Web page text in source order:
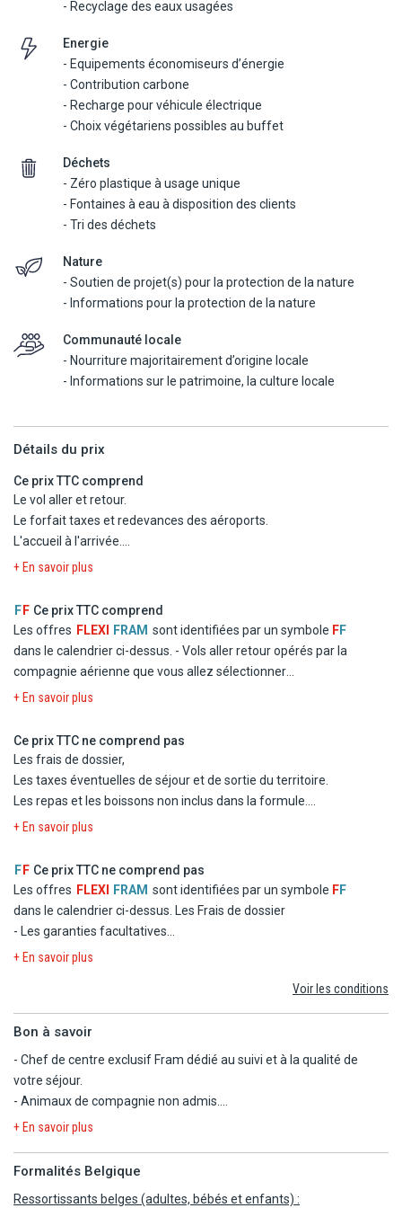
expérience pleine de sensations ! Direction le campement situé
arabe authentique en traversant les hautes dunes. Détente sous
les étoiles en profitant du silence du désert et des dunes
illuminées par le soleil couchant. Puis, dîner barbecue de style
arabe, spectacle de danse du ventre et possibilité de fumer une
chicha en contemplant le ciel.
Demi-journée - 5/6h (avec repas-buffet/grill, boissons non
alcoolisées incluses). Réalisable tous les jours.
A partir de 4 ans. Déconseillé aux personnes de +65 ans et non
Transferts inclus.
Chauffeur anglophone.
- Recyclage des eaux usagées
Energie
- Equipements économiseurs d’énergie
- Contribution carbone
- Recharge pour véhicule électrique
- Choix végétariens possibles au buffet
Déchets
- Zéro plastique à usage unique
- Fontaines à eau à disposition des clients
- Tri des déchets
Nature
- Soutien de projet(s) pour la protection de la nature
- Informations pour la protection de la nature
Communauté locale
- Nourriture majoritairement d’origine locale
- Informations sur le patrimoine, la culture locale
Détails du prix
Ce prix TTC comprend
Le vol aller et retour.
Le forfait taxes et redevances des aéroports.
L'accueil à l'arrivée.
Le transfert aller et retour de l'aéroport à l'hôtel.
Le séjour selon le type d'hébergement choisi en tout compris.
Les services, loisirs et activités mentionnés sans supplément.
La présence FRAM pendant le séjour.
+ En savoir plus
F F Ce prix TTC comprend
Les offres FLEXI FRAM sont identifiées par un symbole FF
dans le calendrier ci-dessus. - Vols aller retour opérés par la
compagnie aérienne que vous allez sélectionner
- Logement à l'hôtel Framissima Premium JA Beach Hotel avec
- La formule Tout inclus
- Les taxes d'aéroport et de solidarité
- Le transfert
+ En savoir plus
Ce prix TTC ne comprend pas
Les frais de dossier,
Les taxes éventuelles de séjour et de sortie du territoire.
Les repas et les boissons non inclus dans la formule.
Les dépenses d'ordre personnel
au programme.
Les repas éventuels aux escales.
Les garanties assistance, rapatriement, frais médicaux et
d'hospitalisation, assistance juridique et pénale.
+ En savoir plus
F F Ce prix TTC ne comprend pas
Les offres FLEXI FRAM sont identifiées par un symbole FF
dans le calendrier ci-dessus.
Les Frais de dossier
- Les garanties facultatives
- Les autres repas et les boissons
+ En savoir plus
Voir les conditions
Bon à savoir
- Chef de centre exclusif Fram dédié au suivi et à la qualité de
votre séjour.
- Animaux de compagnie non admis.
- Réception 24h/24.
- Prêt de serviette de piscine et de plage.
- Possibilité de chambres communicantes (sur demande ou sous
+ En savoir plus
Formalités Belgique
Ressortissants belges (adultes, bébés et enfants) :